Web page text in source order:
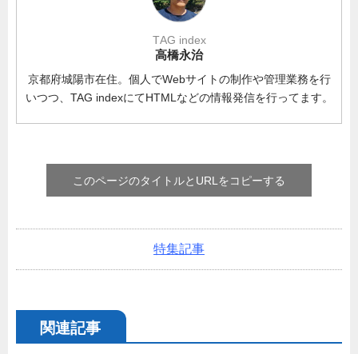
TAG index
高橋永治
京都府城陽市在住。個人でWebサイトの制作や管理業務を行
いつつ、TAG indexにてHTMLなどの情報発信を行ってます。
このページのタイトルとURLをコピーする
特集記事
関連記事